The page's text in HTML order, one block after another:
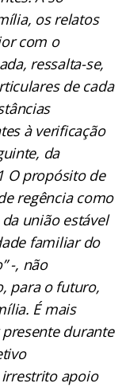
os relatos
com o
ressalta-se,
de cada
à verificação
da
O propósito de
regência como
união estável
familiar do
-, não
para o futuro,
É mais
durante
apoio